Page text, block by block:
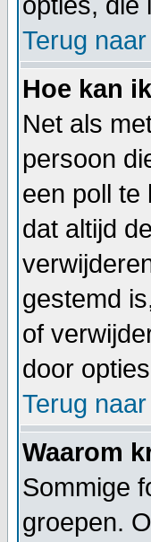
Terug
Hoe kan
Net als
persoon
een poll te
dat altijd
gestemd
of
door
Terug
Waarom
Sommige
groepen.